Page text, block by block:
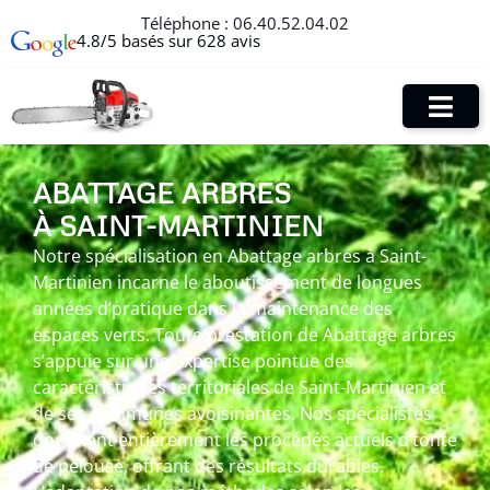
Téléphone : 06.40.52.04.02
4.8/5 basés sur 628 avis
ABATTAGE ARBRES
À SAINT-MARTINIEN
Notre spécialisation en Abattage arbres à Saint-
Martinien incarne le aboutissement de longues
années d’pratique dans la maintenance des
espaces verts. Toute prestation de Abattage arbres
s’appuie sur une expertise pointue des
caractéristiques territoriales de Saint-Martinien et
de ses communes avoisinantes. Nos spécialistes
dominent entièrement les procédés actuels d’tonte
de pelouse, offrant des résultats durables.